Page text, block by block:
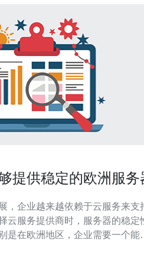
提供稳定的欧洲服务
，企业越来越依赖于云服务来支
云服务提供商时，服务器的稳定
是在欧洲地区，企业需要一个能